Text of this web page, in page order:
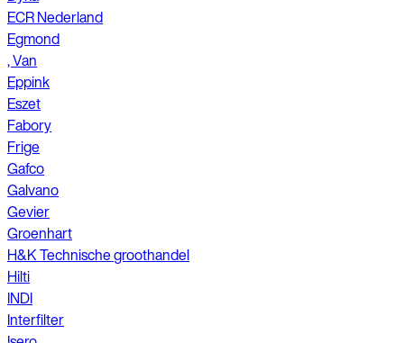
ECR Nederland
Egmond
, Van
Eppink
Eszet
Fabory
Frige
Gafco
Galvano
Gevier
Groenhart
H&K Technische groothandel
Hilti
INDI
Interfilter